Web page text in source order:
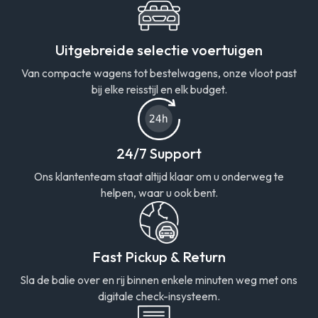
Uitgebreide selectie voertuigen
Van compacte wagens tot bestelwagens, onze vloot past
bij elke reisstijl en elk budget.
24/7 Support
Ons klantenteam staat altijd klaar om u onderweg te
helpen, waar u ook bent.
Fast Pickup & Return
Sla de balie over en rij binnen enkele minuten weg met ons
digitale check-insysteem.